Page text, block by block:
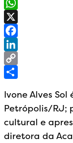
Ivone Alves
Petrópolis/RJ;
cultural e
diretora da